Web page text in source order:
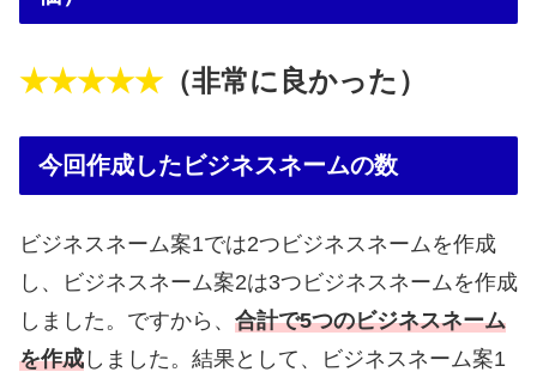
★★★★★（非常に良かった）
今回作成したビジネスネームの数
ビジネスネーム案1では2つビジネスネームを作成
し、ビジネスネーム案2は3つビジネスネームを作成
しました。ですから、 合計で5つのビジネスネーム
を作成 しました。結果として、ビジネスネーム案1